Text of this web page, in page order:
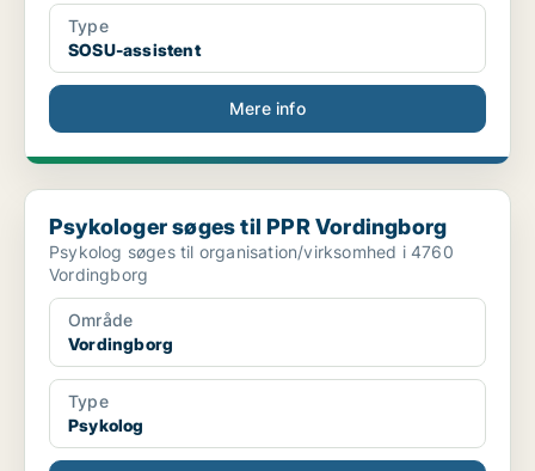
Type
SOSU-assistent
Mere info
Psykologer søges til PPR Vordingborg
Psykologer søges til PPR Vordingborg
Psykolog søges til organisation/virksomhed i 4760
Vordingborg
Område
Vordingborg
Type
Psykolog